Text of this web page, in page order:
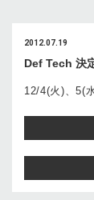
2012.07.19
Def Tech 決
12/4(火)、5(